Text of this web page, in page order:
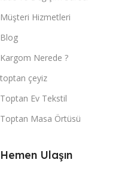
Müşteri Hizmetleri
Blog
Kargom Nerede ?
toptan çeyiz
Toptan Ev Tekstil
Toptan Masa Örtüsü
Hemen Ulaşın